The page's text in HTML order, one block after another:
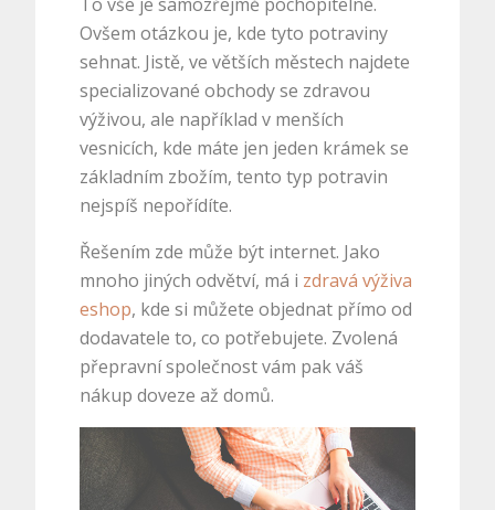
To vše je samozřejmě pochopitelné.
Ovšem otázkou je, kde tyto potraviny
sehnat. Jistě, ve větších městech najdete
specializované obchody se zdravou
výživou, ale například v menších
vesnicích, kde máte jen jeden krámek se
základním zbožím, tento typ potravin
nejspíš nepořídíte.
Řešením zde může být internet. Jako
mnoho jiných odvětví, má i zdravá výživa
eshop, kde si můžete objednat přímo od
dodavatele to, co potřebujete. Zvolená
přepravní společnost vám pak váš
nákup doveze až domů.